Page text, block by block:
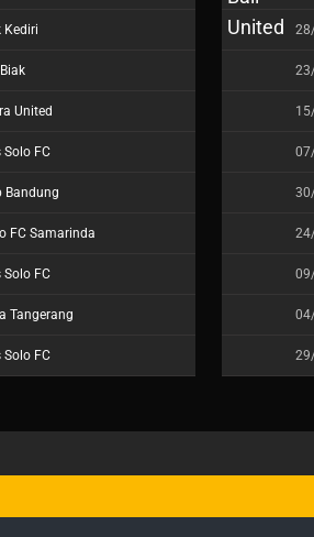
Kediri
United
Solo FC
Bandung
FC Samarinda
Solo FC
Tangerang
Solo FC